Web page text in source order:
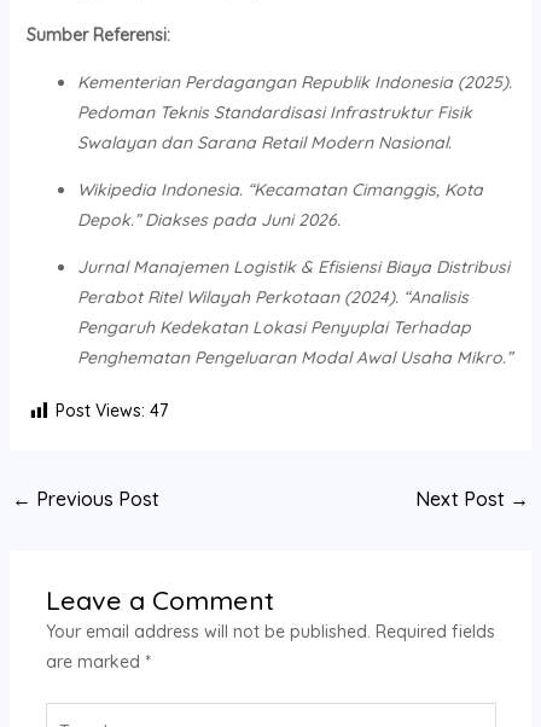
Sumber Referensi:
Kementerian Perdagangan Republik Indonesia (2025).
Pedoman Teknis Standardisasi Infrastruktur Fisik
Swalayan dan Sarana Retail Modern Nasional.
Wikipedia Indonesia. “Kecamatan Cimanggis, Kota
Depok.” Diakses pada Juni 2026.
Jurnal Manajemen Logistik & Efisiensi Biaya Distribusi
Perabot Ritel Wilayah Perkotaan (2024). “Analisis
Pengaruh Kedekatan Lokasi Penyuplai Terhadap
Penghematan Pengeluaran Modal Awal Usaha Mikro.”
Post Views: 47
← Previous Post Next Post →
Leave a Comment
Your email address will not be published. Required fields
are marked *